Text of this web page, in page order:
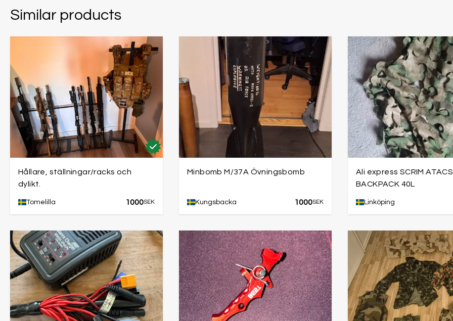
Similar products
Hållare, ställningar/racks och
dylikt.
Tomelilla 1000SEK
Minbomb M/37A Övningsbomb
Kungsbacka 1000SEK
Ali express SCRIM
BACKPACK 40L
Linköping